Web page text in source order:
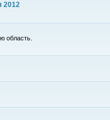
2012
область.